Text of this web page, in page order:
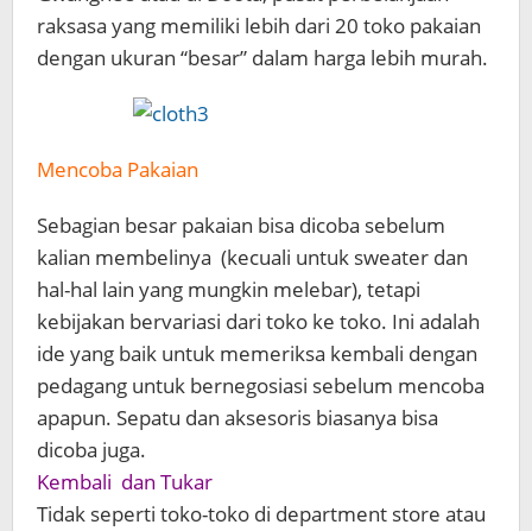
raksasa yang memiliki lebih dari 20 toko pakaian
dengan ukuran “besar” dalam harga lebih murah.
Mencoba Pakaian
Sebagian besar pakaian bisa dicoba sebelum
kalian membelinya (kecuali untuk sweater dan
hal-hal lain yang mungkin melebar), tetapi
kebijakan bervariasi dari toko ke toko. Ini adalah
ide yang baik untuk memeriksa kembali dengan
pedagang untuk bernegosiasi sebelum mencoba
apapun. Sepatu dan aksesoris biasanya bisa
dicoba juga.
Kembali dan Tukar
Tidak seperti toko-toko di department store atau